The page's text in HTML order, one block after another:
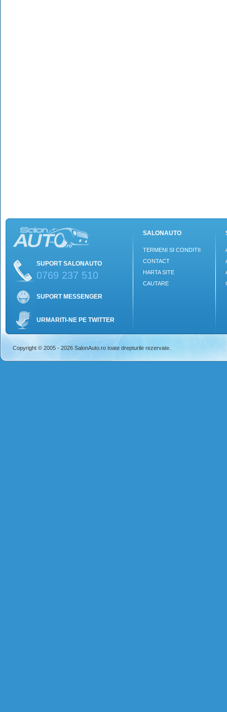
SUPORT SALONAUTO
0769 237 510
SUPORT MESSENGER
URMARITI-NE PE TWITTER
SALONAUTO
TERMENI SI CONDITII
CONTACT
HARTA SITE
CAUTARE
Copyright © 2005 - 2026 SalonAuto.ro toate drepturile rezervate.